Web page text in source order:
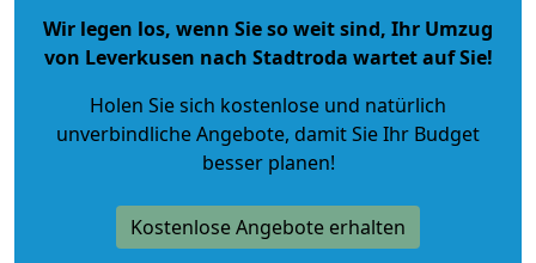
Wir legen los, wenn Sie so weit sind, Ihr Umzug
von Leverkusen nach Stadtroda wartet auf Sie!
Holen Sie sich kostenlose und natürlich
unverbindliche Angebote, damit Sie Ihr Budget
besser planen!
Kostenlose Angebote erhalten